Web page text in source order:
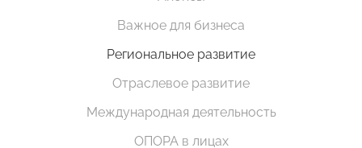
Важное для бизнеса
Региональное развитие
Отраслевое развитие
Международная деятельность
ОПОРА в лицах